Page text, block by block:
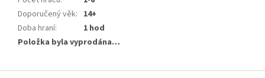
Doporučený věk: 14+
Doba hraní:
1 hod
Položka byla vyprodána…